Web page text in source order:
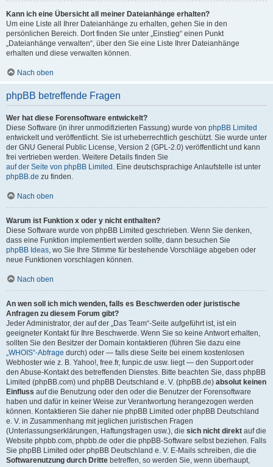
Kann ich eine Übersicht all meiner Dateianhänge erhalten?
Um eine Liste all Ihrer Dateianhänge zu erhalten, gehen Sie in den
persönlichen Bereich. Dort finden Sie unter „Einstieg“ einen Punkt
„Dateianhänge verwalten“, über den Sie eine Liste Ihrer Dateianhänge
erhalten und diese verwalten können.
Nach oben
phpBB betreffende Fragen
Wer hat diese Forensoftware entwickelt?
Diese Software (in ihrer unmodifizierten Fassung) wurde von phpBB Limited
entwickelt und veröffentlicht. Sie ist urheberrechtlich geschützt. Sie wurde unter
der GNU General Public License, Version 2 (GPL-2.0) veröffentlicht und kann
frei vertrieben werden. Weitere Details finden Sie
auf der Seite von phpBB Limited . Eine deutschsprachige Anlaufstelle ist unter
phpBB.de zu finden.
Nach oben
Warum ist Funktion x oder y nicht enthalten?
Diese Software wurde von phpBB Limited geschrieben. Wenn Sie denken,
dass eine Funktion implementiert werden sollte, dann besuchen Sie
phpBB Ideas, wo Sie Ihre Stimme für bestehende Vorschläge abgeben oder
neue Funktionen vorschlagen können.
Nach oben
An wen soll ich mich wenden, falls es Beschwerden oder juristische
Anfragen zu diesem Forum gibt?
Jeder Administrator, der auf der „Das Team“-Seite aufgeführt ist, ist ein
geeigneter Kontakt für Ihre Beschwerde. Wenn Sie so keine Antwort erhalten,
sollten Sie den Besitzer der Domain kontaktieren (führen Sie dazu eine
„WHOIS“-Abfrage durch) oder — falls diese Seite bei einem kostenlosen
Webhoster wie z. B. Yahoo!, free.fr, funpic.de usw. liegt — den Support oder
den Abuse-Kontakt des betreffenden Dienstes. Bitte beachten Sie, dass phpBB
Limited (phpBB.com) und phpBB Deutschland e. V. (phpBB.de) absolut keinen
Einfluss auf die Benutzung oder den oder die Benutzer der Forensoftware
haben und dafür in keiner Weise zur Verantwortung herangezogen werden
können. Kontaktieren Sie daher nie phpBB Limited oder phpBB Deutschland
e. V. in Zusammenhang mit jeglichen juristischen Fragen
(Unterlassungserklärungen, Haftungsfragen usw.), die sich nicht direkt auf die
Website phpbb.com, phpbb.de oder die phpBB-Software selbst beziehen. Falls
Sie phpBB Limited oder phpBB Deutschland e. V. E-Mails schreiben, die die
Softwarenutzung durch Dritte betreffen, so werden Sie, wenn überhaupt,